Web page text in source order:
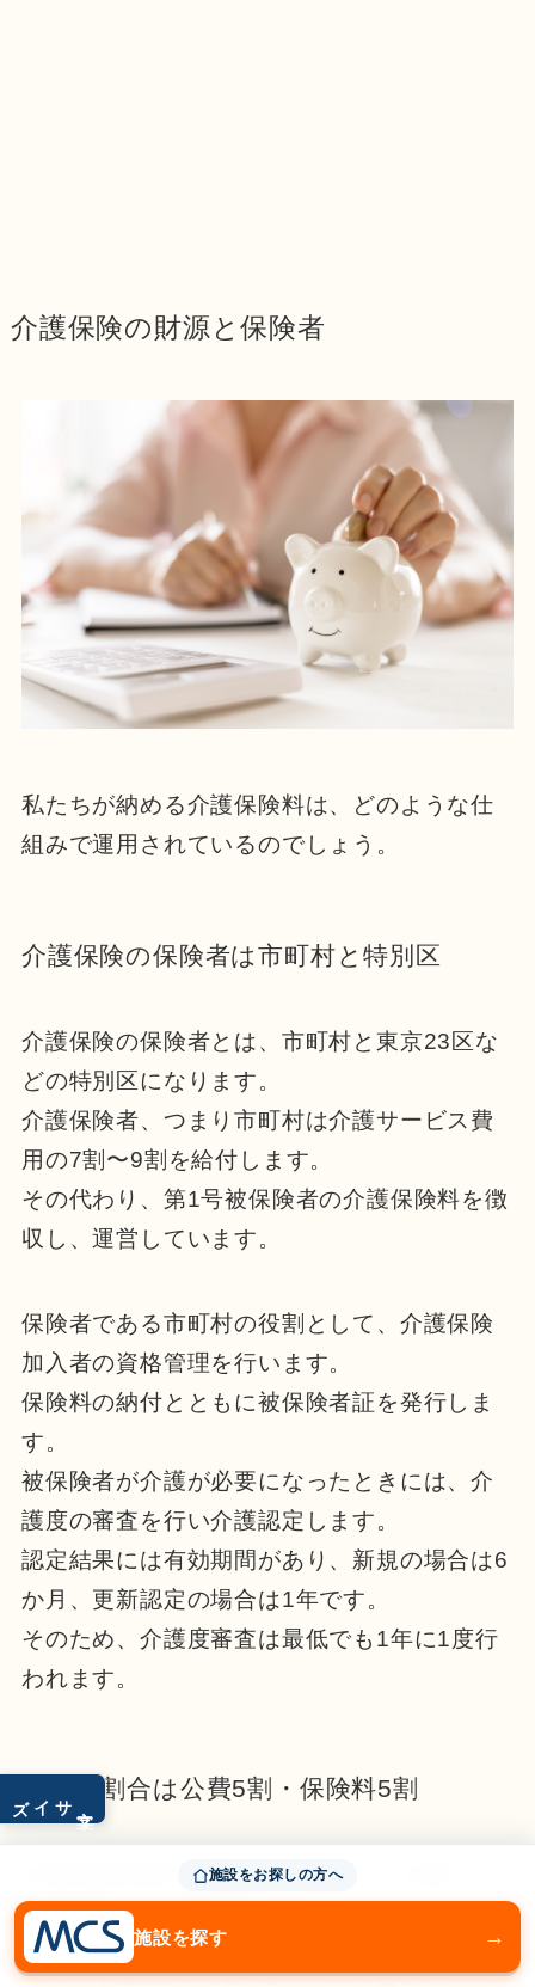
サイズ
介護保険の財源と保険者
私たちが納める介護保険料は、どのような仕
組みで運用されているのでしょう。
介護保険の保険者は市町村と特別区
介護保険の保険者とは、市町村と東京23区な
どの特別区になります。
介護保険者、つまり市町村は介護サービス費
用の7割〜9割を給付します。
その代わり、第1号被保険者の介護保険料を徴
収し、運営しています。
保険者である市町村の役割として、介護保険
加入者の資格管理を行います。
保険料の納付とともに被保険者証を発行しま
す。
被保険者が介護が必要になったときには、介
護度の審査を行い介護認定します。
認定結果には有効期間があり、新規の場合は6
か月、更新認定の場合は1年です。
そのため、介護度審査は最低でも1年に1度行
われます。
財源の割合は公費5割・保険料5割
介護保険制度の介護費用総額は、「公費」
「保険料」「利用者負担」で支えられていま
す。
施設をお探しの方へ
施設を探す →